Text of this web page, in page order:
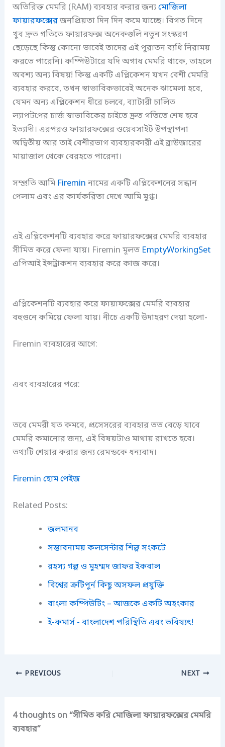
অতিরিক্ত মেমরি (RAM) ব্যবহার করার জন্যমোজিলা
ফায়ারফক্সেরজনপ্রিয়তা দিন দিন কমে যাচ্ছে। বিগত দিনে
খুব দ্রুত গতিতে ফায়ারফক্স অনেকগুলি নতুন সংস্করণ
ছেড়েছে কিন্তু কোনো ভাবেই তাদের এই পুরাতন ব্যধি নিরাময়
করতে পারেনি। কম্পিউটারে যদি অগাধ মেমরি থাকে, তাহলে
অবশ্য অন্য বিষয়! কিন্তু একটি এপ্লিকেশন যখন বেশী মেমরি
ব্যবহার করবে, তখন স্বাভাবিকভাবেই অনেক ঝামেলা হবে,
যেমন অন্য এপ্লিকেশন ধীরে চলবে, ব্যাটারী চালিত
ল্যাপটপের চার্জ স্বাভাবিকের চাইতে দ্রুত গতিতে শেষ হবে
ইত্যাদী। এরপরও ফায়ারফক্সের ওয়েবসাইট উপস্থাপনা
অদ্বিতীয় আর তাই বেশীরভাগ ব্যবহারকারী এই ব্রাউজারের
মায়াজাল থেকে বেরহতে পারেনা।
সম্প্রতি আমি Fireminনামের একটি এপ্লিকেশনের সন্ধান
পেলাম এবং এর কার্যকরিতা দেখে আমি মুগ্ধ।
এই এপ্লিকেশনটি ব্যবহার করে ফায়ারফক্সের মেমরি ব্যবহার
সীমিত করে ফেলা যায়। Firemin মূলত EmptyWorkingSet
এপিআই ইন্সট্রাকশন ব্যবহার করে কাজ করে।
এপ্লিকেশনটি ব্যবহার করে ফায়াফক্সের মেমরি ব্যবহার
বহুগুনে কমিয়ে ফেলা যায়। নীচে একটি উদাহরণ দেয়া হলো-
Firemin ব্যবহারের আগে:
এবং ব্যবহারের পরে:
তবে মেমরী যত কমবে, প্রসেসরের ব্যবহার তত বেড়ে যাবে
মেমরি কমানোর জন্য, এই বিষয়টাও মাথায় রাখতে হবে।
তথ্যটি শেয়ার করার জন্য রেমন্ডকে ধন্যবাদ।
Firemin হোম পেইজ
Related Posts:
জলমানব
সম্ভাবনাময় কলসেন্টার শিল্প সংকটে
রহস্য গল্প ও মুহম্মদ জাফর ইকবাল
বিশ্বের ত্রুটিপুর্ন কিছু অসফল প্রযুক্তি
বাংলা কম্পিউটিং – আজকে একটি অহংকার
ই-কমার্স - বাংলাদেশ পরিস্থিতি এবং ভবিষ্যৎ!
PREVIOUS NEXT
4 thoughts on “সীমিত করি মোজিলা ফায়ারফক্সের মেমরি
ব্যবহার”